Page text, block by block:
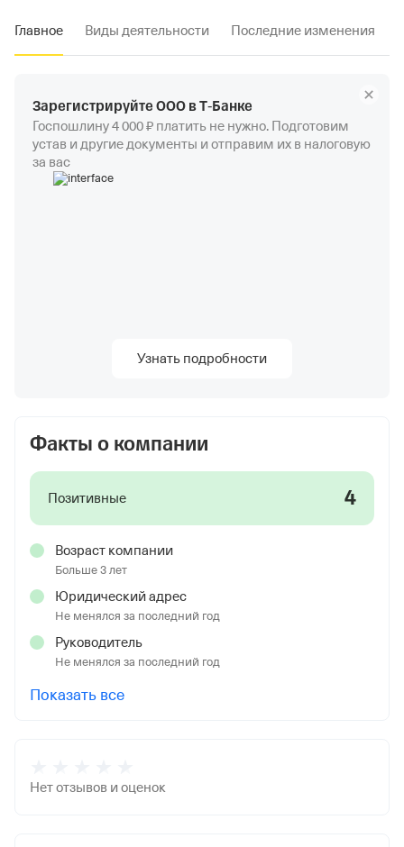
Главное Виды деятельности Последние изменения
Зарегистрируйте ООО в Т‑Банке
Госпошлину 4 000 ₽ платить не нужно. Подготовим
устав и другие документы и отправим их в налоговую
за вас
Узнать подробности
Факты о компании
Позитивные 4
Возраст компании
Больше 3 лет
Юридический адрес
Не менялся за последний год
Руководитель
Не менялся за последний год
Показать все
Нет отзывов и оценок